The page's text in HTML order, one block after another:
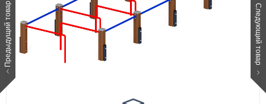
Предыдущий товар Следующий товар